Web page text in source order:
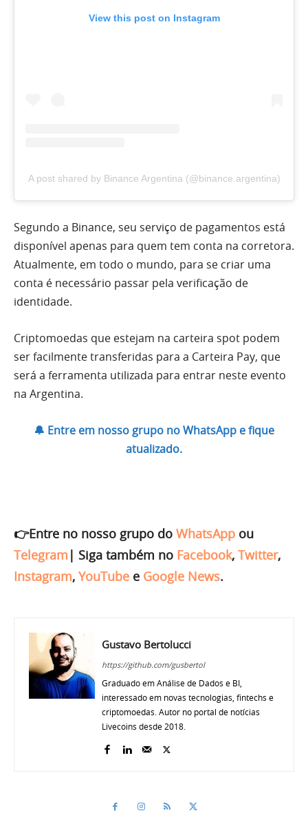
View this post on Instagram
A post shared by Binance Argentina (@binance.argentina)
Segundo a Binance, seu serviço de pagamentos está
disponível apenas para quem tem conta na corretora.
Atualmente, em todo o mundo, para se criar uma
conta é necessário passar pela verificação de
identidade.
Criptomoedas que estejam na carteira spot podem
ser facilmente transferidas para a Carteira Pay, que
será a ferramenta utilizada para entrar neste evento
na Argentina.
🔔 Entre em nosso grupo no WhatsApp e fique
atualizado.
👉Entre no nosso grupo do WhatsApp ou
Telegram | Siga também no Facebook, Twitter,
Instagram, YouTube e Google News.
Gustavo Bertolucci
https://github.com/gusbertol
Graduado em Análise de Dados e BI,
interessado em novas tecnologias, fintechs e
criptomoedas. Autor no portal de notícias
Livecoins desde 2018.